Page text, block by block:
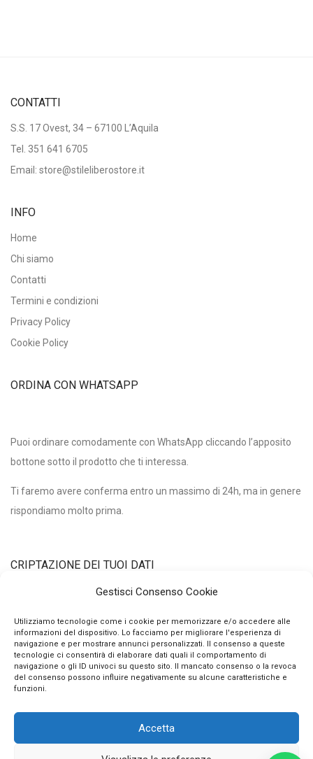
Gestisci Consenso Cookie
Utilizziamo tecnologie come i cookie per memorizzare e/o accedere alle
informazioni del dispositivo. Lo facciamo per migliorare l'esperienza di
navigazione e per mostrare annunci personalizzati. Il consenso a queste
tecnologie ci consentirà di elaborare dati quali il comportamento di
navigazione o gli ID univoci su questo sito. Il mancato consenso o la revoca
del consenso possono influire negativamente su alcune caratteristiche e
funzioni.
Accetta
CONTATTI
S.S. 17 Ovest, 34 – 67100 L’Aquila
Tel. 351 641 6705
Email: store@stileliberostore.it
INFO
Home
Chi siamo
Contatti
Termini e condizioni
Privacy Policy
Cookie Policy
ORDINA CON WHATSAPP
Puoi ordinare comodamente con WhatsApp cliccando l’apposito
bottone sotto il prodotto che ti interessa.
Ti faremo avere conferma entro un massimo di 24h, ma in genere
rispondiamo molto prima.
CRIPTAZIONE DEI TUOI DATI
chiave pubblica a 2048 bits e algoritmo di hashing sha256.
Questo vuol dire che nessuno può intercettare e decifrare i tuoi
dati qui, qualunque essi siano.